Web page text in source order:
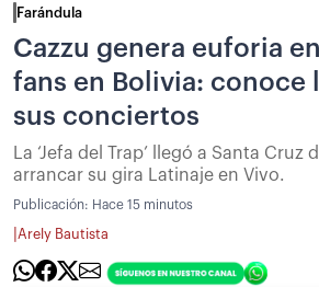
Farándula
Cazzu genera euforia
fans en Bolivia: conoce
sus conciertos
La ‘Jefa del Trap’ llegó a Santa Cruz
arrancar su gira Latinaje en Vivo.
Publicación: Hace 15 minutos
Arely Bautista